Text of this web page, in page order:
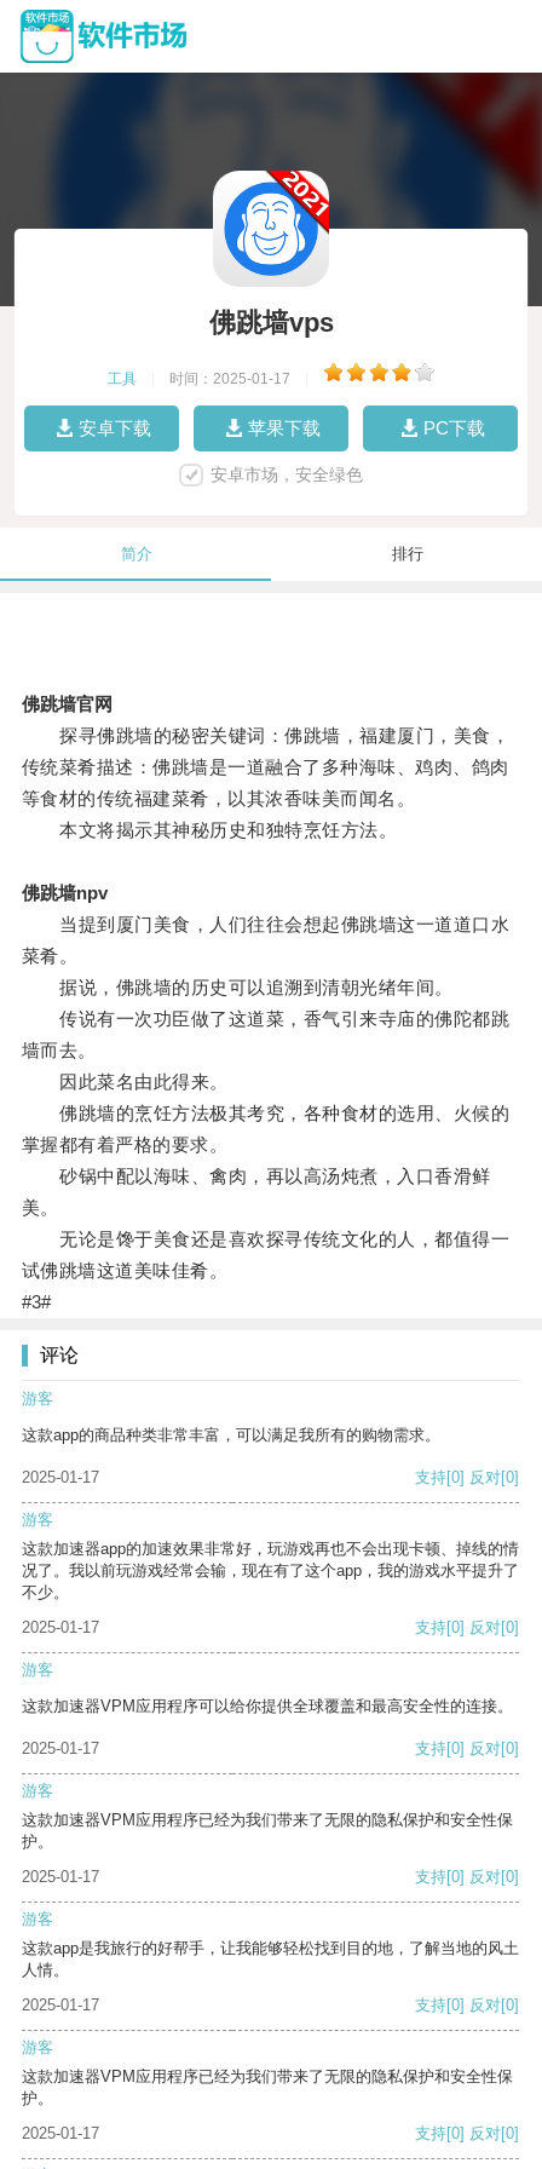
佛跳墙vps
工具 时间：2025-01-17
安卓下载 苹果下载 PC下载
安卓市场，安全绿色
简介 排行
佛跳墙官网
探寻佛跳墙的秘密关键词：佛跳墙，福建厦门，美食，
传统菜肴描述：佛跳墙是一道融合了多种海味、鸡肉、鸽肉
等食材的传统福建菜肴，以其浓香味美而闻名。
本文将揭示其神秘历史和独特烹饪方法。
佛跳墙npv
当提到厦门美食，人们往往会想起佛跳墙这一道道口水
菜肴。
据说，佛跳墙的历史可以追溯到清朝光绪年间。
传说有一次功臣做了这道菜，香气引来寺庙的佛陀都跳
墙而去。
因此菜名由此得来。
佛跳墙的烹饪方法极其考究，各种食材的选用、火候的
掌握都有着严格的要求。
砂锅中配以海味、禽肉，再以高汤炖煮，入口香滑鲜
美。
无论是馋于美食还是喜欢探寻传统文化的人，都值得一
试佛跳墙这道美味佳肴。
#3#
评论
游客
这款app的商品种类非常丰富，可以满足我所有的购物需求。
2025-01-17 支持[0] 反对[0]
游客
这款加速器app的加速效果非常好，玩游戏再也不会出现卡顿、掉线的情
况了。我以前玩游戏经常会输，现在有了这个app，我的游戏水平提升了
不少。
2025-01-17
支持[0] 反对[0]
游客
这款加速器VPM应用程序可以给你提供全球覆盖和最高安全性的连接。
2025-01-17 支持[0] 反对[0]
游客
这款加速器VPM应用程序已经为我们带来了无限的隐私保护和安全性保
护。
2025-01-17
支持[0] 反对[0]
游客
这款app是我旅行的好帮手，让我能够轻松找到目的地，了解当地的风土
人情。
2025-01-17
支持[0] 反对[0]
游客
这款加速器VPM应用程序已经为我们带来了无限的隐私保护和安全性保
护。
2025-01-17
支持[0] 反对[0]